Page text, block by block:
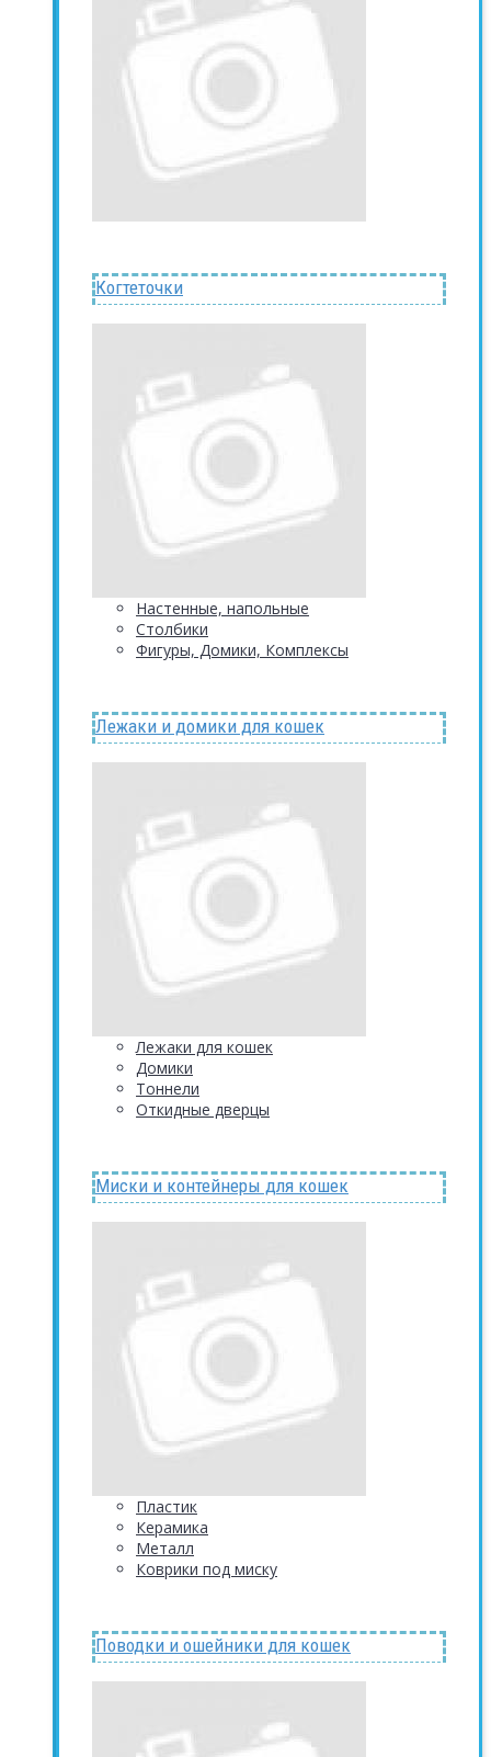
Когтеточки
Настенные, напольные
Столбики
Фигуры, Домики, Комплексы
Лежаки и домики для кошек
Лежаки для кошек
Домики
Тоннели
Откидные дверцы
Миски и контейнеры для кошек
Пластик
Керамика
Металл
Коврики под миску
Поводки и ошейники для кошек